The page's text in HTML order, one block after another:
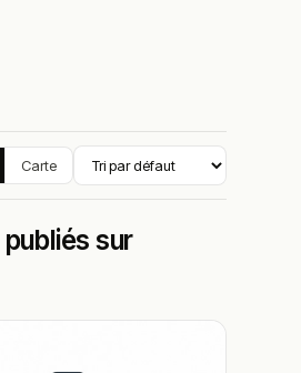
Carte
sur